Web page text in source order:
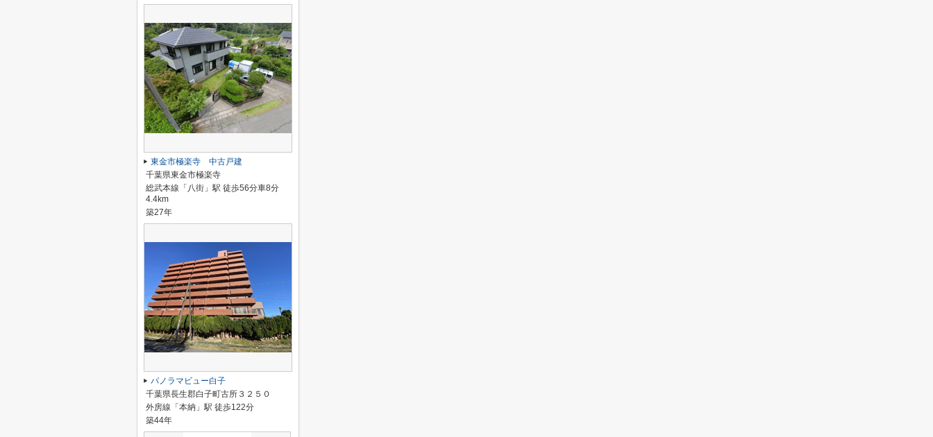
東金市極楽寺 中古戸建
千葉県東金市極楽寺
総武本線「八街」駅 徒歩56分車8分
4.4km
築27年
パノラマビュー白子
千葉県長生郡白子町古所３２５０
外房線「本納」駅 徒歩122分
築44年